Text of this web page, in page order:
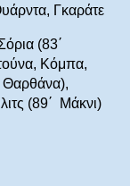
Γκαράτε
(83΄
Κόμπα,
Θαρθάνα),
(89΄ Μάκνι)